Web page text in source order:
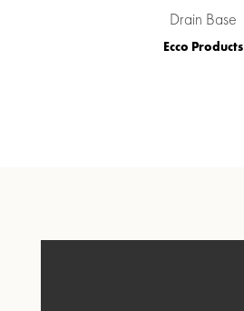
Drain Base
Ecco Products